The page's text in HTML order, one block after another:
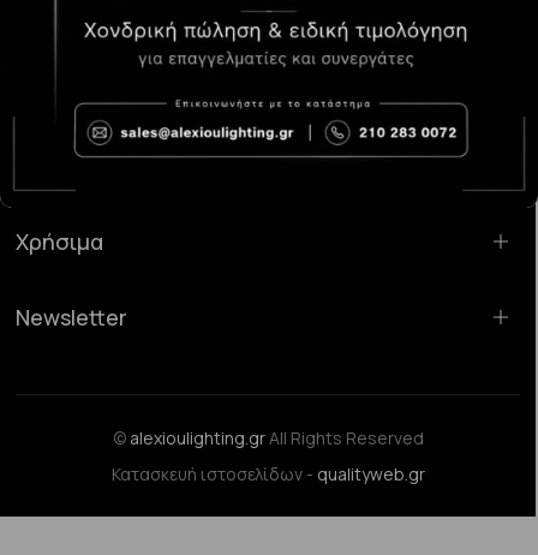
Κατάστημα Χαλάνδρι:Σαρανταπόρου 55, 15232, Χαλάνδρι
sales@alexioulighting.gr
210 283 0072
6983123181
Χρήσιμα
Newsletter
© alexioulighting.grAll Rights Reserved
Κατασκευή ιστοσελίδων - qualityweb.gr